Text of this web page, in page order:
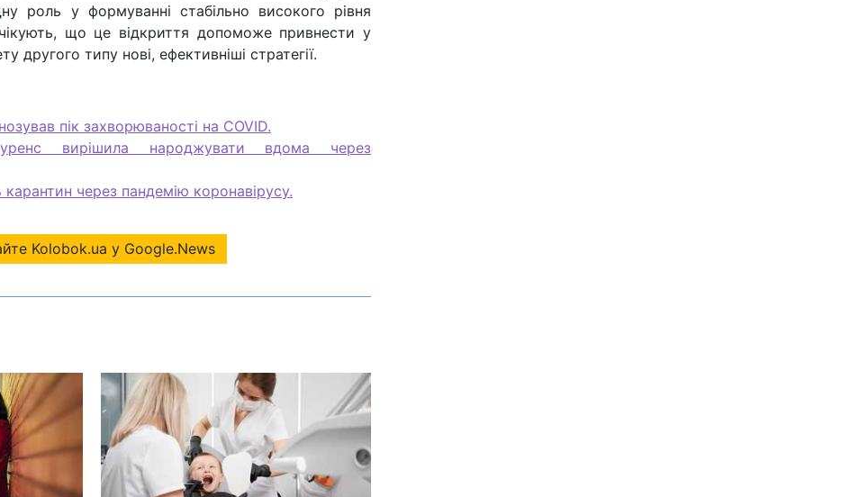
роль у формуванні стабільно високого рівня
що це відкриття допоможе привнести у
другого типу нові, ефективніші стратегії.
пік захворюваності на COVID.
вирішила народжувати вдома через
карантин через пандемію коронавірусу.
Kolobok.ua у Google.News